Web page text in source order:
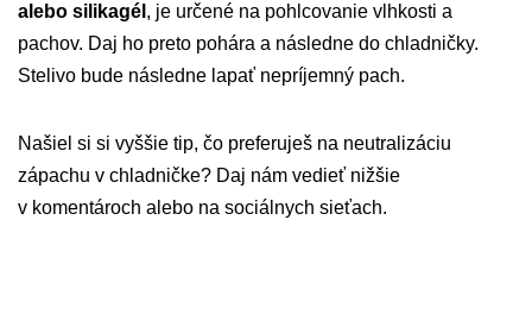
alebo silikagél , je určené na pohlcovanie vlhkosti a
pachov. Daj ho preto pohára a následne do chladničky.
Stelivo bude následne lapať nepríjemný pach.
Našiel si si vyššie tip, čo preferuješ na neutralizáciu
zápachu v chladničke? Daj nám vedieť nižšie
v komentároch alebo na sociálnych sieťach.